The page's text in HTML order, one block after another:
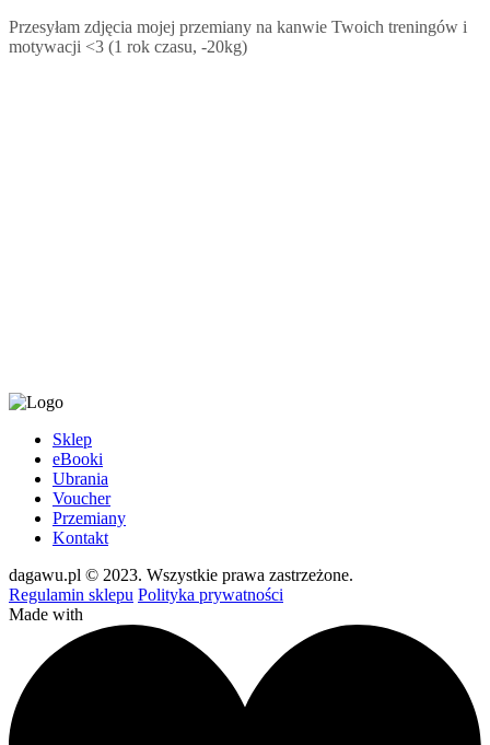
Przesyłam zdjęcia mojej przemiany na kanwie Twoich treningów i
motywacji <3 (1 rok czasu, -20kg)
Sklep
eBooki
Ubrania
Voucher
Przemiany
Kontakt
dagawu.pl © 2023. Wszystkie prawa zastrzeżone.
Regulamin sklepu Polityka prywatności
Made with